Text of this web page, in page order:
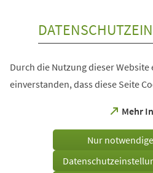
Durch die Nutzung dieser
einverstanden, dass diese Seite
Mehr
(Öffnet
einem
Tab)
Nur